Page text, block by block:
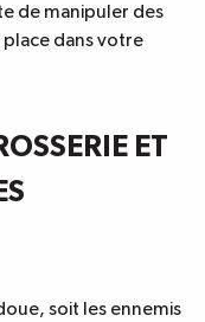
de manipuler des
dans votre
ET
soit les ennemis